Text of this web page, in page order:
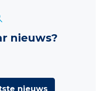
nieuws?
nieuws